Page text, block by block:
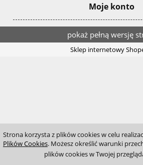
Strona korzysta z plików cookies w celu
Plików Cookies. Możesz określić warunki
plików cookies w Twojej
Moje konto
pokaż pełną wersję
Sklep internetowy